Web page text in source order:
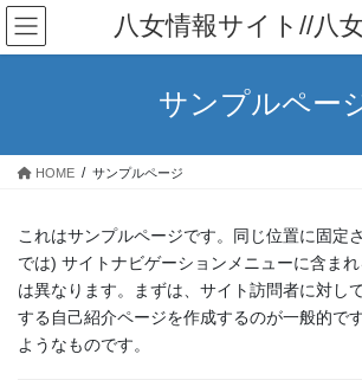
コ
ン
テ
ス
ナ
ビ
ゲ
ン
八女情報サイト//八
サンプルペー
HOME サンプルページ
これはサンプルページです。同じ位置に固定
では) サイトナビゲーションメニューに含ま
は異なります。まずは、サイト訪問者に対し
する自己紹介ページを作成するのが一般的で
ようなものです。